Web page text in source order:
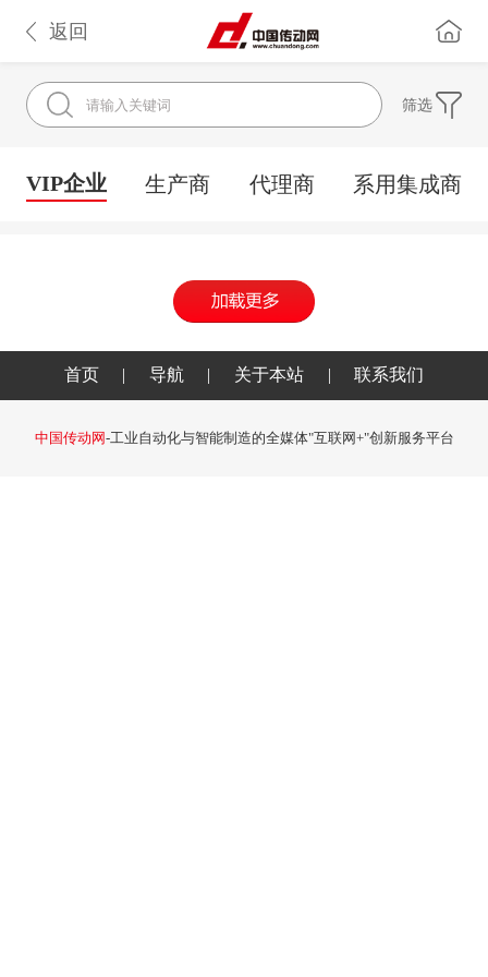
返回
筛选
VIP企业 生产商 代理商 系用集成商
首页 | 导航 | 关于本站 | 联系我们
中国传动网-工业自动化与智能制造的全媒体"互联网+"创新服务平台